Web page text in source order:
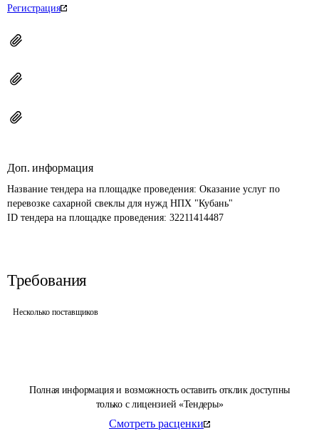
Полная информация и возможность оставить отклик доступны
только с лицензией «Тендеры»
Смотреть расценки
Регистрация
Доп. информация
Название тендера на площадке проведения: Оказание услуг по
перевозке сахарной свеклы для нужд НПХ "Кубань"
ID тендера на площадке проведения: 32211414487
Требования
Несколько поставщиков